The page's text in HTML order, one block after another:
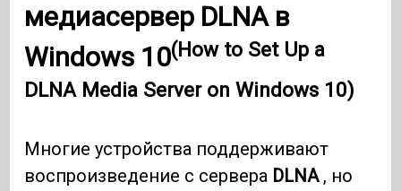
медиасервер DLNA в
Windows 10(How to Set Up a
DLNA Media Server on Windows 10)
Многие устройства поддерживают
воспроизведение с сервера DLNA, но